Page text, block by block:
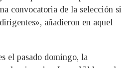
convocatoria de la selección si
añadieron en aquel
el pasado domingo, la